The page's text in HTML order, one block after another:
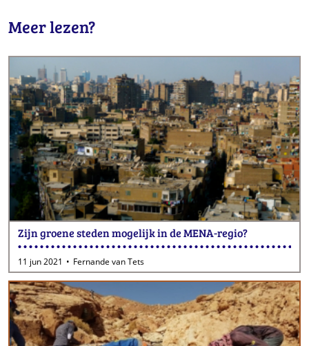
Meer lezen?
Zijn groene steden mogelijk in de MENA-regio?
11 jun 2021 Fernande van Tets